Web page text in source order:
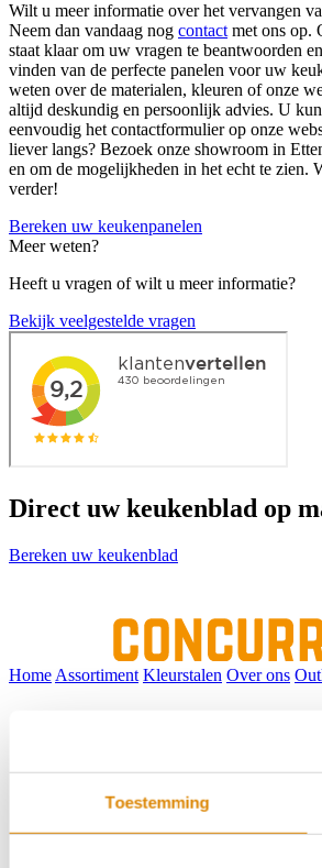
Toestemming
Wilt u meer informatie over het vervangen
Neem dan vandaag nog contact met ons op.
staat klaar om uw vragen te beantwoorden
vinden van de perfecte panelen voor uw
weten over de materialen, kleuren of onze
altijd deskundig en persoonlijk advies. U
eenvoudig het contactformulier op onze
liever langs? Bezoek onze showroom in
en om de mogelijkheden in het echt te zien.
verder!
Bereken uw keukenpanelen
Meer weten?
Heeft u vragen of wilt u meer informatie?
Bekijk veelgestelde vragen
Direct uw keukenblad op
Bereken uw keukenblad
HomeAssortiment Kleurstalen Over ons